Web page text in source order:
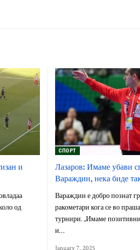
и
од
СПОРТ
Лазаров: Имаме убави
Вараждин, нека биде
Вараждин е добро познат
ракометари кога се во
турнири. „Имаме
и…